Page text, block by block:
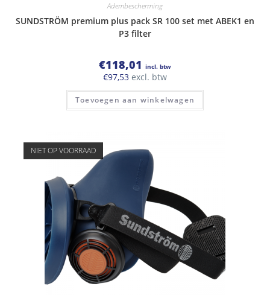
Adembescherming
SUNDSTRÖM premium plus pack SR 100 set met ABEK1 en
P3 filter
€118,01 incl. btw
€97,53 excl. btw
Toevoegen aan winkelwagen
NIET OP VOORRAAD